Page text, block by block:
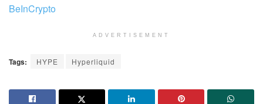
BeInCrypto
ADVERTISEMENT
Tags: HYPE Hyperliquid